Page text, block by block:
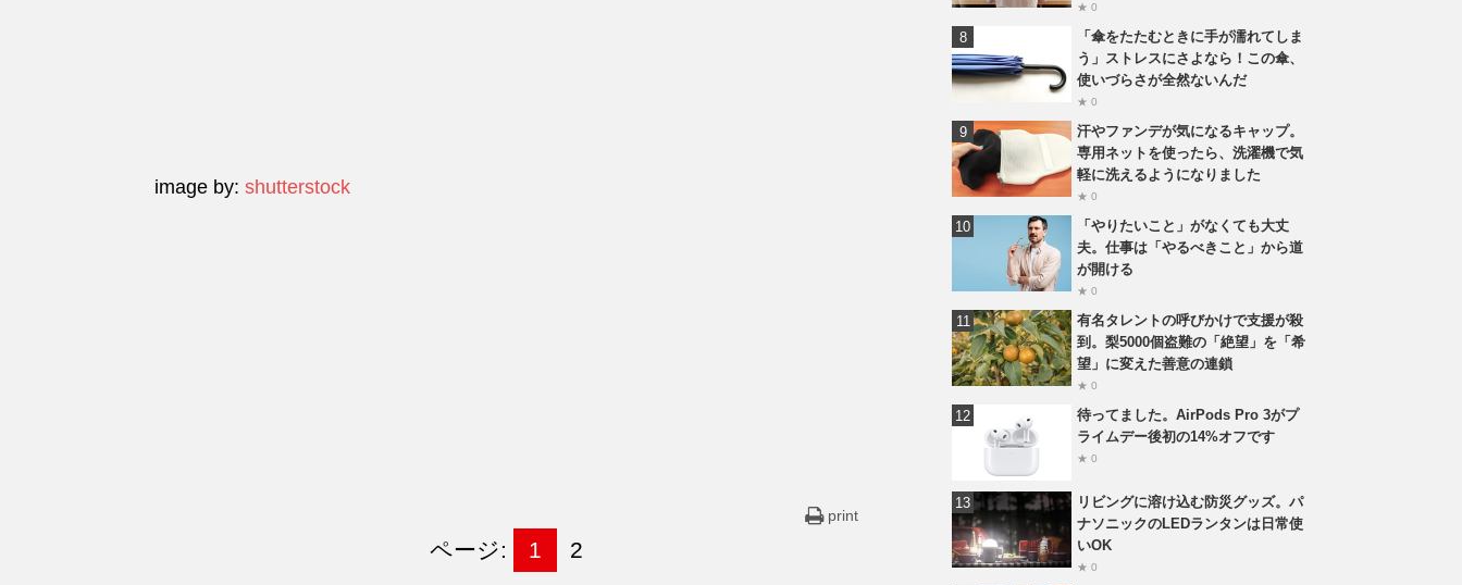
image by: shutterstock
print
ページ: 1 2
★ 0
「傘をたたむときに手が濡れてしま
う」ストレスにさよなら！この傘、
使いづらさが全然ないんだ
★ 0
汗やファンデが気になるキャップ。
専用ネットを使ったら、洗濯機で気
軽に洗えるようになりました
★ 0
「やりたいこと」がなくても大丈
夫。仕事は「やるべきこと」から道
が開ける
★ 0
有名タレントの呼びかけで支援が殺
到。梨5000個盗難の「絶望」を「希
望」に変えた善意の連鎖
★ 0
待ってました。AirPods Pro 3がプ
ライムデー後初の14%オフです
★ 0
リビングに溶け込む防災グッズ。パ
ナソニックのLEDランタンは日常使
いOK
★ 0